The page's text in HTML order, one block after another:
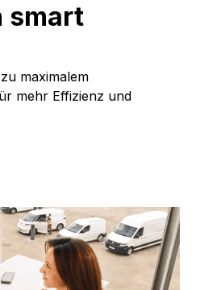
smart
maximalem
mehr Effizienz und